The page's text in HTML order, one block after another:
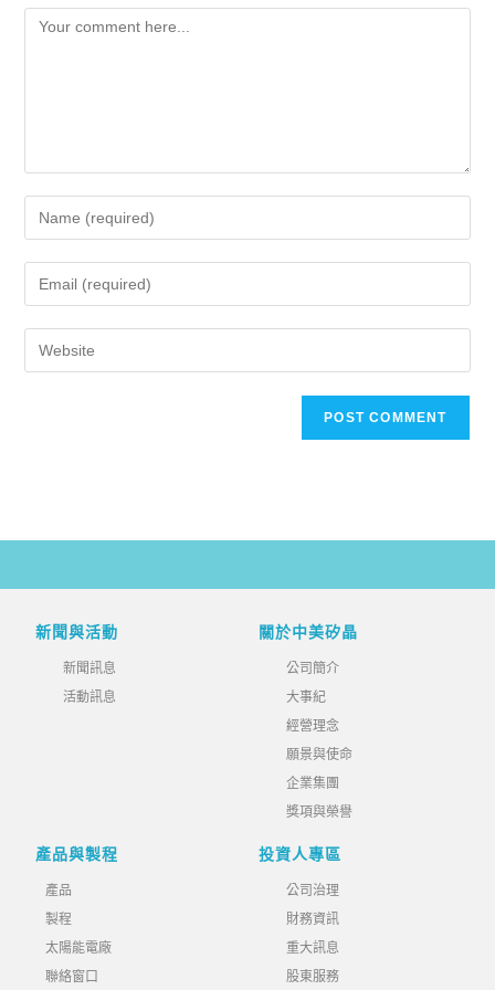
新聞與活動
新聞訊息
活動訊息
關於中美矽晶
公司簡介
大事紀
經營理念
願景與使命
企業集團
獎項與榮譽
產品與製程
產品
製程
太陽能電廠
聯絡窗口
投資人專區
公司治理
財務資訊
重大訊息
股東服務